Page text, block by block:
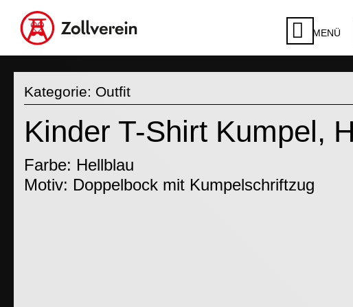
MENÜ
Kategorie: Outfit
Kinder T-Shirt Kumpel,
Farbe: Hellblau
Motiv: Doppelbock mit Kumpelschriftzug